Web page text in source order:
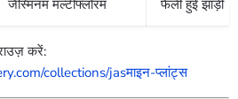
जैस्मिनम मल्टीफ्लोरम फैली हुई झाड़ी
करें:
collections/jasमाइन-प्लांट्स